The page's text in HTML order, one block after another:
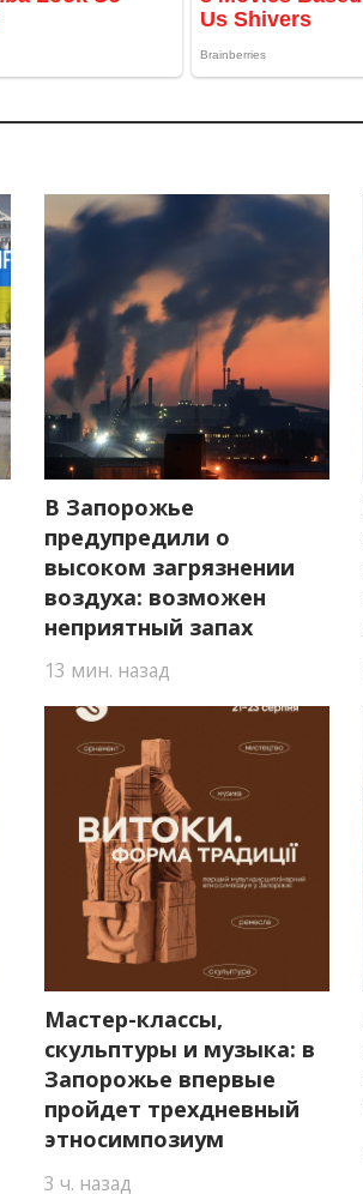
В Запорожье
предупредили о
высоком загрязнении
воздуха: возможен
неприятный запах
13 мин. назад
Мастер-классы,
скульптуры и музыка: в
Запорожье впервые
пройдет трехдневный
этносимпозиум
3 ч. назад